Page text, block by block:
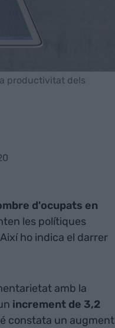
productivitat dels
d'ocupats en
les polítiques
ho indica el darrer
amb la
increment de 3,2
constata un augment